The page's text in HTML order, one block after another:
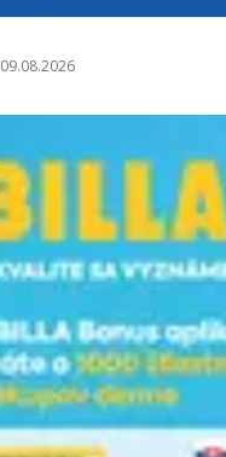
09.08.2026